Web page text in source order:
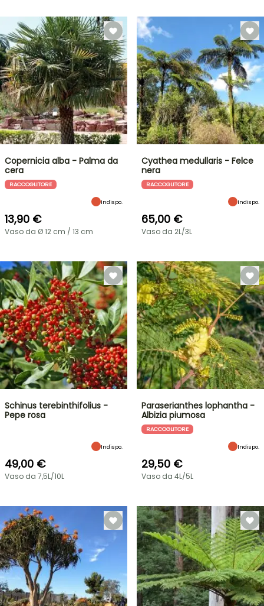
Copernicia alba - Palma da
cera
RACCOGLITORE
Indispo.
13,90 €
Vaso da Ø 12 cm / 13 cm
Cyathea medullaris - Felce
nera
RACCOGLITORE
Indispo.
65,00 €
Vaso da 2L/3L
Schinus terebinthifolius -
Pepe rosa
Indispo.
49,00 €
Vaso da 7,5L/10L
Paraserianthes lophantha -
Albizia piumosa
RACCOGLITORE
Indispo.
29,50 €
Vaso da 4L/5L